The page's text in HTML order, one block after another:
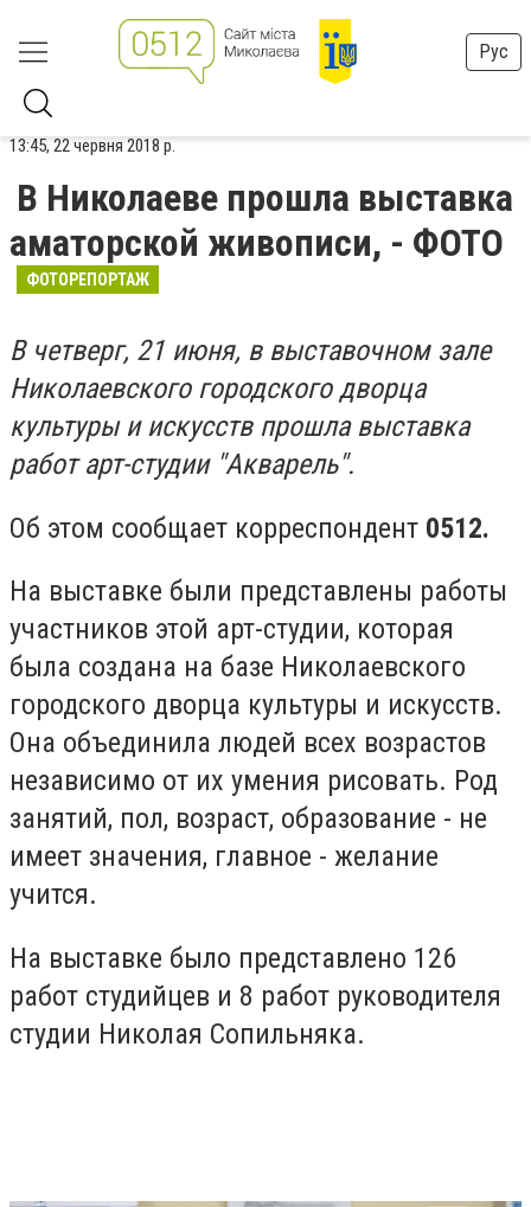
Рус
13:45, 22 червня 2018 р.
В Николаеве прошла выставка
аматорской живописи, - ФОТО
ФОТОРЕПОРТАЖ
В четверг, 21 июня, в выставочном зале
Николаевского городского дворца
культуры и искусств прошла выставка
работ арт-студии "Акварель".
Об этом сообщает корреспондент 0512.
На выставке были представлены работы
участников этой арт-студии, которая
была создана на базе Николаевского
городского дворца культуры и искусств.
Она объединила людей всех возрастов
независимо от их умения рисовать. Род
занятий, пол, возраст, образование - не
имеет значения, главное - желание
учится.
На выставке было представлено 126
работ студийцев и 8 работ руководителя
студии Николая Сопильняка.